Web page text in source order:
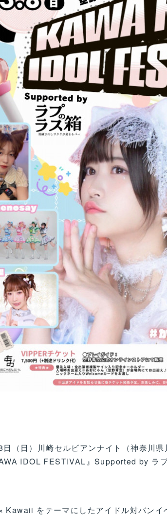
（日）川崎セルビアンナイト（神奈川
IDOL FESTIVAL』Supported by ラ
Kawaii をテーマにしたアイドル対バン